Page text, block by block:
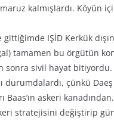
kalmışlardı. Köyün
gittiğimde IŞİD Kerkük
tamamen bu örgütün
sonra sivil hayat
durumdalardı, çünkü
Baas’ın askeri
stratejisini değiştirip